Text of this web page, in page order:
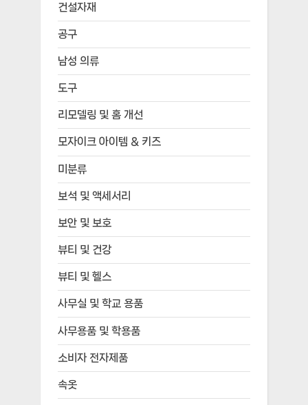
건설자재
공구
남성 의류
도구
리모델링 및 홈 개선
모자이크 아이템 & 키즈
미분류
보석 및 액세서리
보안 및 보호
뷰티 및 건강
뷰티 및 헬스
사무실 및 학교 용품
사무용품 및 학용품
소비자 전자제품
속옷